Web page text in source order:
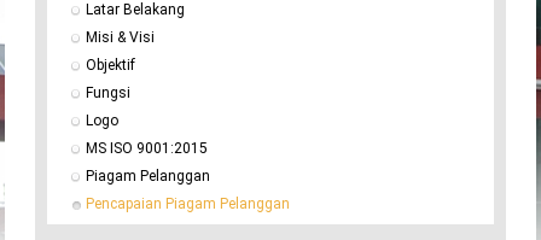
Latar Belakang
Misi & Visi
Objektif
Fungsi
Logo
MS ISO 9001:2015
Piagam Pelanggan
Pencapaian Piagam Pelanggan